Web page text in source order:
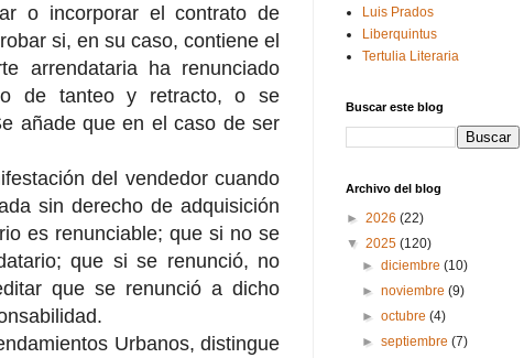
o incorporar el contrato de
si, en su caso, contiene el
arrendataria ha renunciado
de tanteo y retracto, o se
añade que en el caso de ser
del vendedor cuando
sin derecho de adquisición
es renunciable; que si no se
que si se renunció, no
que se renunció a dicho
Urbanos, distingue
Luis Prados
Liberquintus
Tertulia Literaria
Buscar este blog
Archivo del blog
► 2026 (22)
▼ 2025 (120)
►diciembre(10)
►noviembre(9)
►octubre(4)
►septiembre(7)